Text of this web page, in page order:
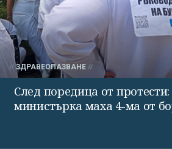
ЗДРАВЕОПАЗВАНЕ
След поредица от
министърка маха 4-ма от